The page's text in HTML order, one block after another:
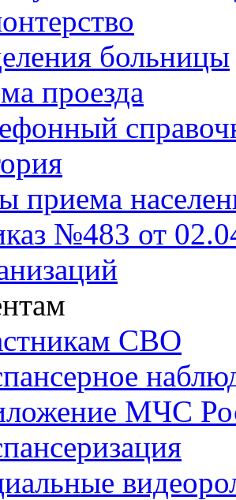
больницы
проезда
приема
№483 от
СВО
МЧС